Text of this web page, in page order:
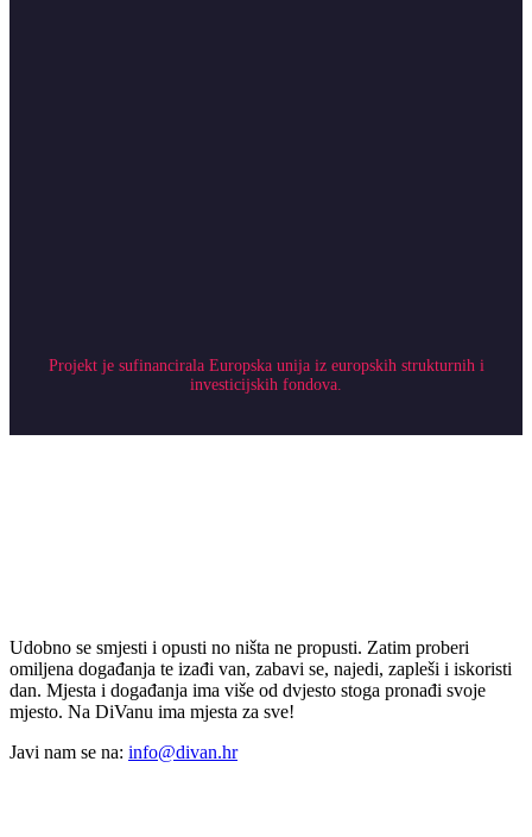
Projekt je sufinancirala Europska unija iz europskih strukturnih i
investicijskih fondova.
Udobno se smjesti i opusti no ništa ne propusti. Zatim proberi
omiljena događanja te izađi van, zabavi se, najedi, zapleši i iskoristi
dan. Mjesta i događanja ima više od dvjesto stoga pronađi svoje
mjesto. Na DiVanu ima mjesta za sve!
Javi nam se na: info@divan.hr